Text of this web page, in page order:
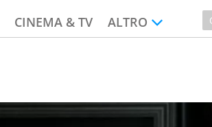
CINEMA & TV ALTRO